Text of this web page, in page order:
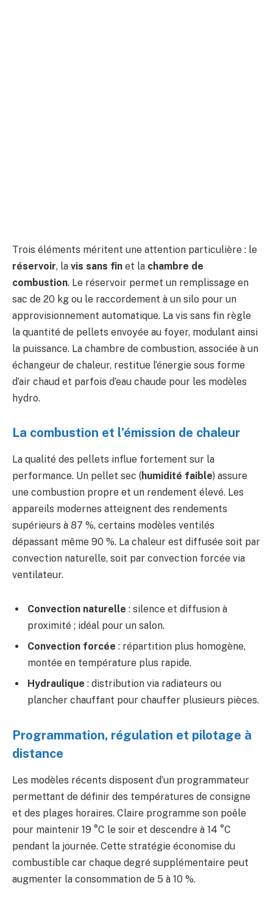
Trois éléments méritent une attention particulière : le
réservoir, la vis sans fin et la chambre de
combustion. Le réservoir permet un remplissage en
sac de 20 kg ou le raccordement à un silo pour un
approvisionnement automatique. La vis sans fin règle
la quantité de pellets envoyée au foyer, modulant ainsi
la puissance. La chambre de combustion, associée à un
échangeur de chaleur, restitue l’énergie sous forme
d’air chaud et parfois d’eau chaude pour les modèles
hydro.
La combustion et l’émission de chaleur
La qualité des pellets influe fortement sur la
performance. Un pellet sec (humidité faible) assure
une combustion propre et un rendement élevé. Les
appareils modernes atteignent des rendements
supérieurs à 87 %, certains modèles ventilés
dépassant même 90 %. La chaleur est diffusée soit par
convection naturelle, soit par convection forcée via
ventilateur.
Convection naturelle : silence et diffusion à
proximité ; idéal pour un salon.
Convection forcée : répartition plus homogène,
montée en température plus rapide.
Hydraulique : distribution via radiateurs ou
plancher chauffant pour chauffer plusieurs pièces.
Programmation, régulation et pilotage à
distance
Les modèles récents disposent d’un programmateur
permettant de définir des températures de consigne
et des plages horaires. Claire programme son poêle
pour maintenir 19 °C le soir et descendre à 14 °C
pendant la journée. Cette stratégie économise du
combustible car chaque degré supplémentaire peut
augmenter la consommation de 5 à 10 %.